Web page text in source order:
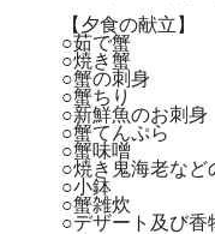
【夕食の献立】
○茹で蟹
○焼き蟹
○蟹の刺身
○蟹ちり
○新鮮魚のお刺身
○蟹てんぷら
○蟹味噌
○焼き鬼海老など
○小鉢
○蟹雑炊
○デザート及び香